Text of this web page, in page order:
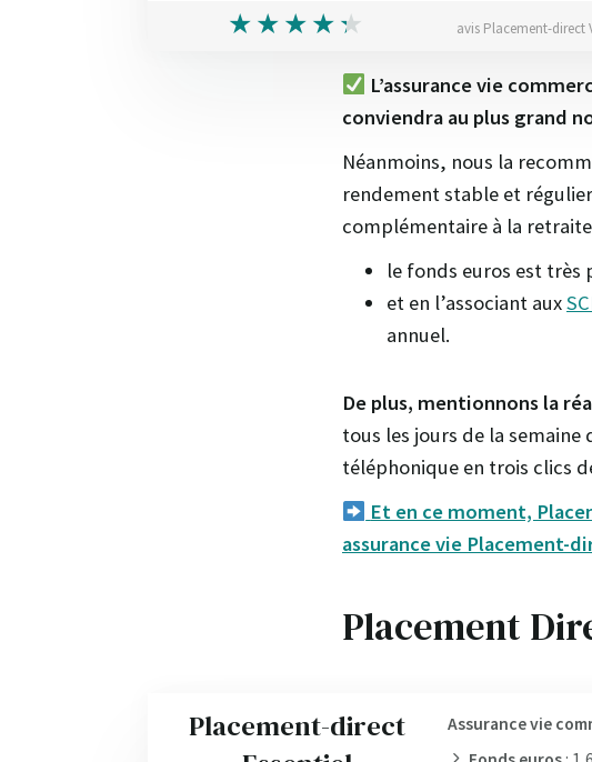
avis Placement-direct
L’assurance vie
conviendra au plus grand
Néanmoins, nous la
rendement stable et
complémentaire à la
le fonds euros est très
et en l’associant aux
annuel.
De plus, mentionnons la
tous les jours de la semaine
téléphonique en trois clics
Et en ce moment,
assurance vie Placement-
Placement
Placement-direct
Assurance vie